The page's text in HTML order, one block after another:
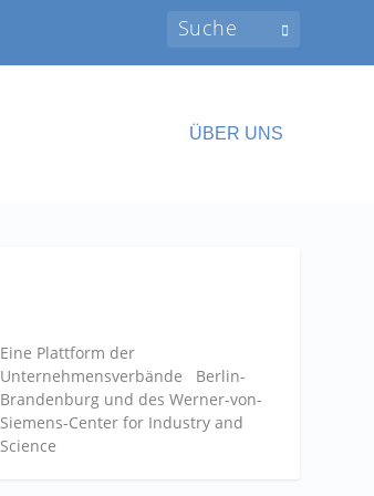
ÜBER UNS
Eine Plattform der
Unternehmensverbände Berlin-
Brandenburg und des Werner-von-
Siemens-Center for Industry and
Science